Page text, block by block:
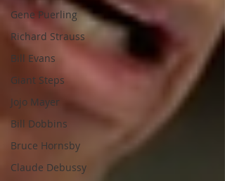
Gene Puerling
Richard Strauss
Bill Evans
Giant Steps
Jojo Mayer
Bill Dobbins
Bruce Hornsby
Claude Debussy